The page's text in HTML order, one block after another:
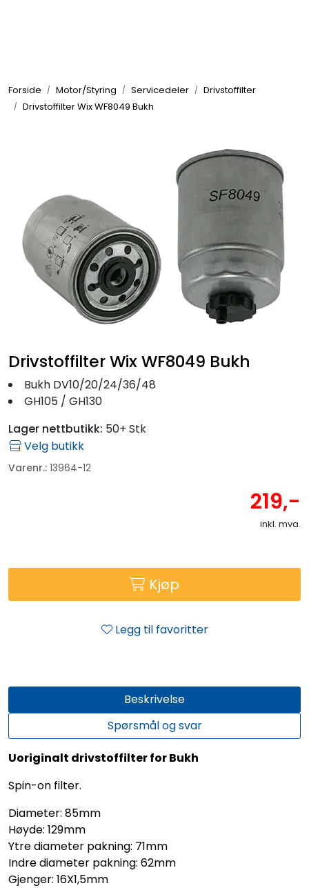
Forside Motor/Styring Servicedeler
Drivstoffilter
Drivstoffilter Wix WF8049 Bukh
Drivstoffilter Wix WF8049 Bukh
Bukh DV10/20/24/36/48
GH105 / GH130
Lager nettbutikk: 50+ Stk
Velg butikk
Varenr.: 13964-12
219,-
inkl. mva.
Kjøp
Legg til favoritter
Beskrivelse
Spørsmål og svar
Uoriginalt drivstoffilter for Bukh
Spin-on filter.
Diameter: 85mm
Høyde: 129mm
Ytre diameter pakning: 71mm
Indre diameter pakning: 62mm
Gjenger: 16X1,5mm
Elektrisk
VVS
Motor/Styring
Fortøyning
Fritid/Sikkerhet
Båtpleie/Opplag
Seil